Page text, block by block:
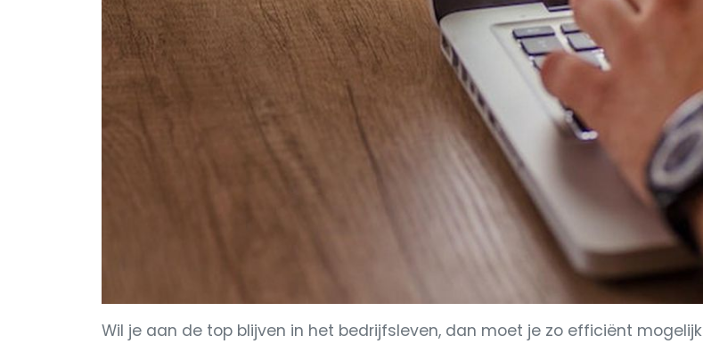
Wil je aan de top blijven in het bedrijfsleven, dan moet je zo efficiënt mogelijk